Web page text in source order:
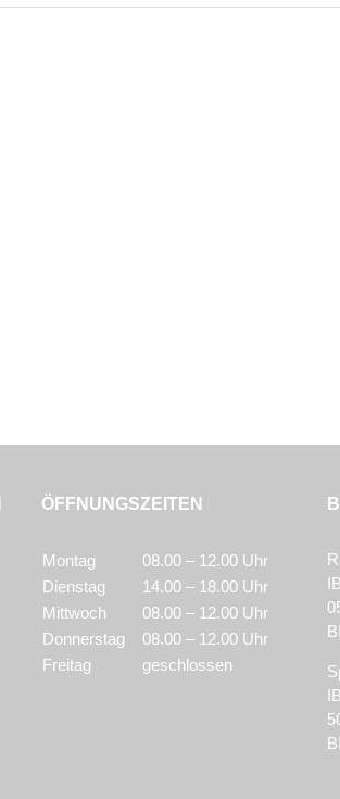
ÖFFNUNGSZEITEN
Montag
08.00 – 12.00 Uhr
Dienstag
14.00 – 18.00 Uhr
Mittwoch
08.00 – 12.00 Uhr
Donnerstag
08.00 – 12.00 Uhr
Freitag
geschlossen